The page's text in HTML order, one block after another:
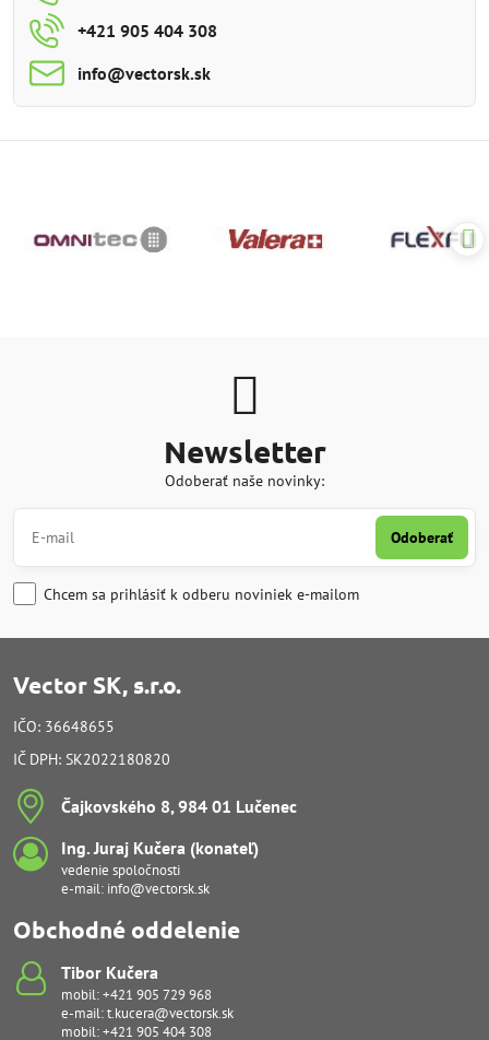
+421 905 404 308
info​@vectorsk​.sk
Newsletter
Odoberať naše novinky:
Odoberať
Chcem sa prihlásiť k odberu noviniek e-mailom
Vector SK, s.r.o.
IČO: 36648655
IČ DPH: SK2022180820
Čajkovského 8, 984 01 Lučenec
Ing​. Juraj Kučera (konateľ)
vedenie spoločnosti
e-mail: info@vectorsk.sk
Obchodné oddelenie
Tibor Kučera
mobil:+421 905 729 968
e-mail:t.kucera@vectorsk.sk
mobil:+421 905 404 308